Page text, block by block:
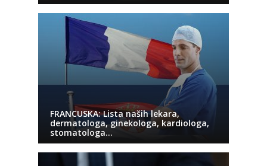
FRANCUSKA: Lista naših lekara,
dermatologa, ginekologa, kardiologa,
stomatologa…